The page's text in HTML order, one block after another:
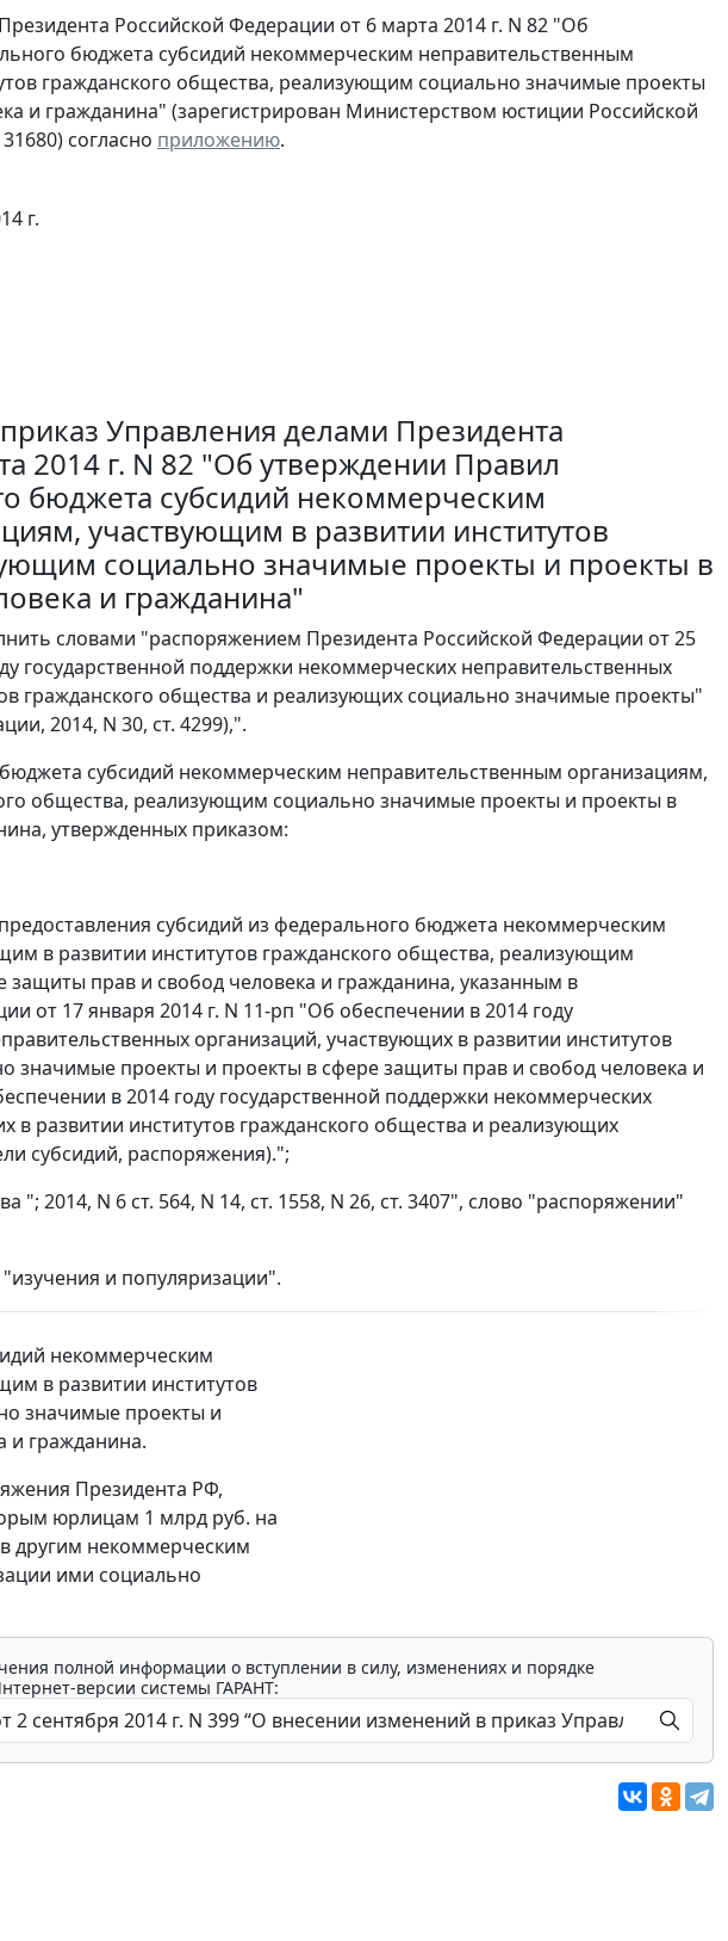
Российской Федерации от 6 марта 2014 г. N 82 "Об
бюджета субсидий некоммерческим неправительственным
гражданского общества, реализующим социально значимые проекты
и гражданина" (зарегистрирован Министерством юстиции Российской
согласно приложению.
г.
Управления делами Президента
2014 г. N 82 "Об утверждении Правил
бюджета субсидий некоммерческим
участвующим в развитии институтов
социально значимые проекты и проекты в
и гражданина"
словами "распоряжением Президента Российской Федерации от 25
государственной поддержки некоммерческих неправительственных
гражданского общества и реализующих социально значимые проекты"
2014, N 30, ст. 4299),".
субсидий некоммерческим неправительственным организациям,
общества, реализующим социально значимые проекты и проекты в
утвержденных приказом:
субсидий из федерального бюджета некоммерческим
в развитии институтов гражданского общества, реализующим
прав и свобод человека и гражданина, указанным в
от 17 января 2014 г. N 11-рп "Об обеспечении в 2014 году
организаций, участвующих в развитии институтов
значимые проекты и проекты в сфере защиты прав и свобод человека и
в 2014 году государственной поддержки некоммерческих
в развитии институтов гражданского общества и реализующих
субсидий, распоряжения).";
"; 2014, N 6 ст. 564, N 14, ст. 1558, N 26, ст. 3407", слово "распоряжении"
и популяризации".
некоммерческим
в развитии институтов
значимые проекты и
и гражданина.
Президента РФ,
юрлицам 1 млрд руб. на
другим некоммерческим
ими социально
полной информации о вступлении в силу, изменениях и порядке
версии системы ГАРАНТ: